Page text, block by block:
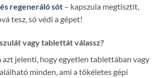
regeneráló sót – kapszula megtisztít,
tesz, só védi a gépet!
vagy tablettát válassz?
azt jelenti, hogy egyetlen tablettában vagy
minden, ami a tökéletes gépi